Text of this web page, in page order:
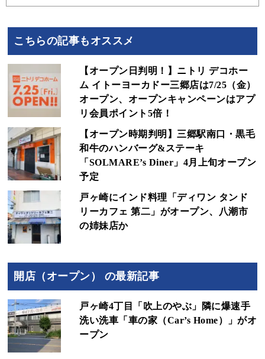
こちらの記事もオススメ
【オープン日判明！】ニトリ デコホー
ム イトーヨーカドー三郷店は7/25（金）
オープン、オープンキャンペーンはアプ
リ会員ポイント5倍！
【オープン時期判明】三郷駅南口・黒毛
和牛のハンバーグ&ステーキ
「SOLMARE’s Diner」4月上旬オープン
予定
戸ヶ崎にインド料理「ディワン タンド
リーカフェ 第二」がオープン、八潮市
の姉妹店か
開店（オープン） の最新記事
戸ヶ崎4丁目「吹上のやぶ」隣に爆速手
洗い洗車「車の家（Car’s Home）」がオ
ープン